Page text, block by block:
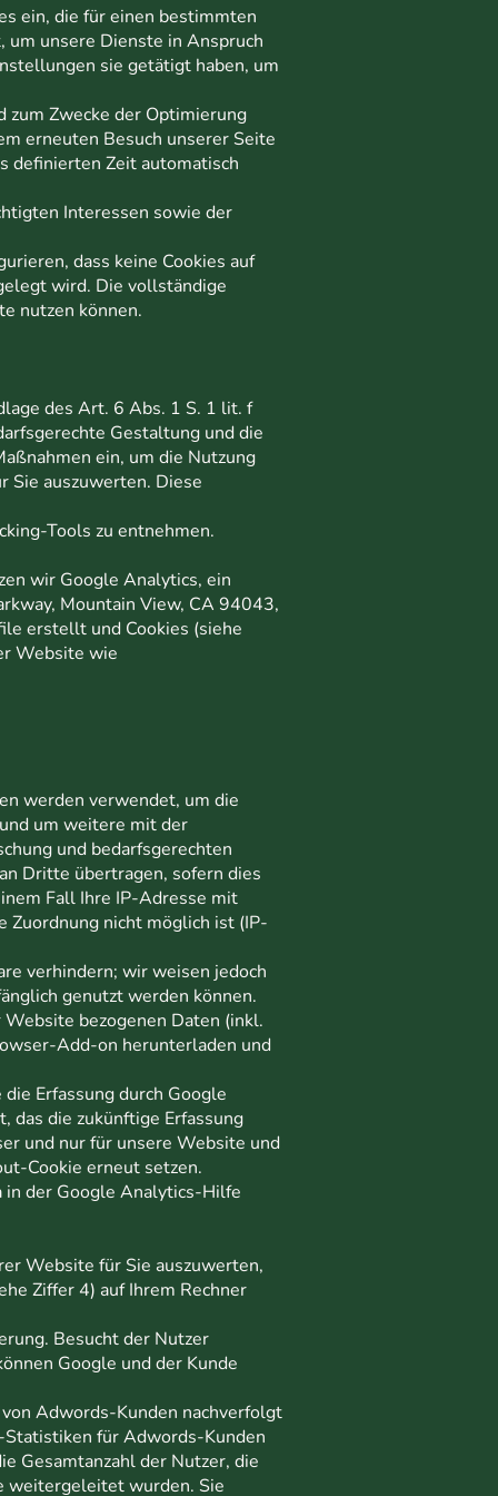
ein, die für einen bestimmten
unsere Dienste in Anspruch
sie getätigt haben, um
zum Zwecke der Optimierung
erneuten Besuch unserer Seite
definierten Zeit automatisch
Interessen sowie der
dass keine Cookies auf
wird. Die vollständige
nutzen können.
des Art. 6 Abs. 1 S. 1 lit. f
Gestaltung und die
ein, um die Nutzung
Sie auszuwerten. Diese
Tools zu entnehmen.
wir Google Analytics, ein
Mountain View, CA 94043,
erstellt und Cookies (siehe
Website wie
werden verwendet, um die
um weitere mit der
und bedarfsgerechten
Dritte übertragen, sofern dies
Fall Ihre IP-Adresse mit
Zuordnung nicht möglich ist (IP-
verhindern; wir weisen jedoch
genutzt werden können.
bezogenen Daten (inkl.
Add-on herunterladen und
Erfassung durch Google
das die zukünftige Erfassung
und nur für unsere Website und
Cookie erneut setzen.
in der Google Analytics-Hilfe
Website für Sie auszuwerten,
Ziffer 4) auf Ihrem Rechner
Besucht der Nutzer
Google und der Kunde
Adwords-Kunden nachverfolgt
für Adwords-Kunden
Gesamtanzahl der Nutzer, die
weitergeleitet wurden. Sie